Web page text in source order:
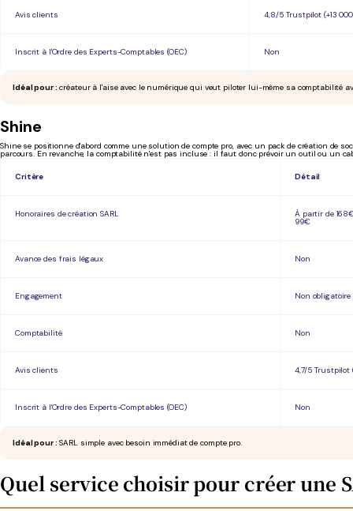
Avis clients 4,8/5 Trustpilot (+13
Inscrit à l'Ordre des Experts-Comptables (OEC) Non
Idéal pour : créateur à l'aise avec le numérique qui veut piloter lui-même sa comptabilité
Shine
Shine se positionne d'abord comme une solution de compte pro, avec un pack de création de
parcours. En revanche, la comptabilité n'est pas incluse : il faut donc prévoir un outil ou un
Critère Détail
Honoraires de création SARL À partir de
99€
Avance des frais légaux Non
Engagement Non
Comptabilité Non
Avis clients 4,7/5 Trustpilot
Inscrit à l'Ordre des Experts-Comptables (OEC) Non
Idéal pour : SARL simple avec besoin immédiat de compte pro.
Quel service choisir pour créer une